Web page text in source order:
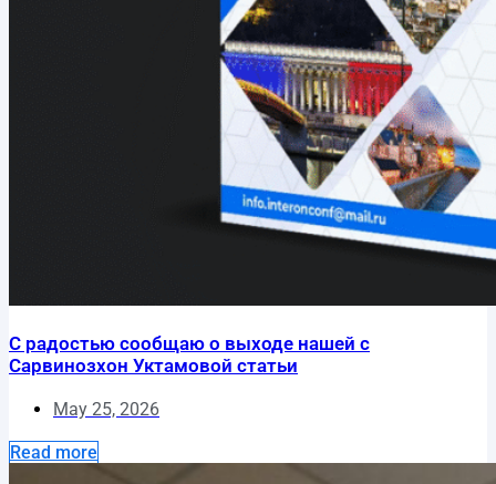
С радостью сообщаю о выходе нашей с
Сарвинозхон Уктамовой статьи
May 25, 2026
Read more